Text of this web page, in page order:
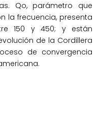
Qo, parámetro que
la frecuencia, presenta
150 y 450; y están
de la Cordillera
de convergencia